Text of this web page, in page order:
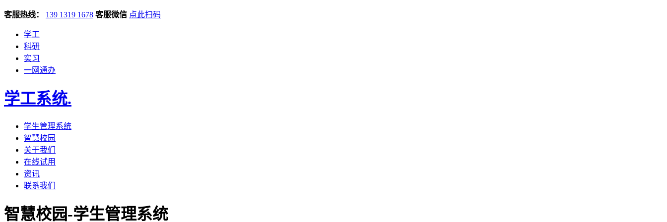
客服热线： 139 1319 1678 客服微信 点此扫码
学工
科研
实习
一网通办
学工系统.
学生管理系统
智慧校园
关于我们
在线试用
资讯
联系我们
智慧校园-学生管理系统